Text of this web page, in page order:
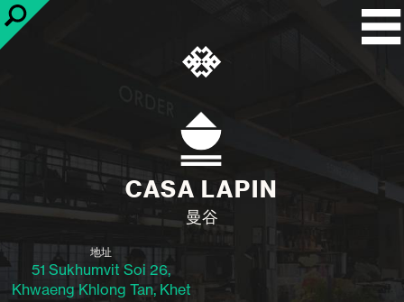
CASA LAPIN
曼谷
地址
51 Sukhumvit Soi 26,
Khwaeng Khlong Tan, Khet